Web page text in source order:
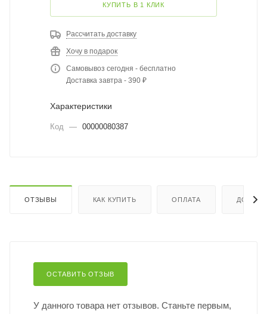
КУПИТЬ В 1 КЛИК
Рассчитать доставку
Хочу в подарок
Самовывоз сегодня - бесплатно
Доставка завтра - 390 ₽
Характеристики
Код — 00000080387
ОТЗЫВЫ КАК КУПИТЬ ОПЛАТА
ОСТАВИТЬ ОТЗЫВ
У данного товара нет отзывов. Станьте первым,